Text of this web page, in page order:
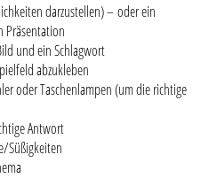
darzustellen) – oder ein
Präsentation
und ein Schlagwort
abzukleben
oder Taschenlampen (um die richtige
Antwort
Süßigkeiten